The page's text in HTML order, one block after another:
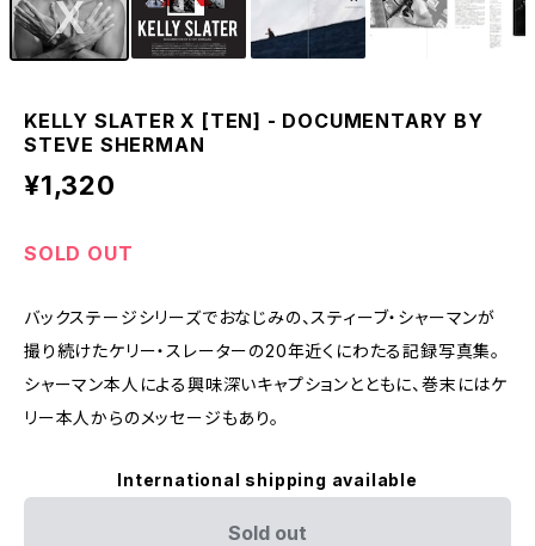
KELLY SLATER X [TEN] - DOCUMENTARY BY
STEVE SHERMAN
¥1,320
SOLD OUT
バックステージシリーズでおなじみの、スティーブ・シャーマンが
撮り続けたケリー・スレーターの20年近くにわたる記録写真集。
シャーマン本人による興味深いキャプションとともに、巻末にはケ
リー本人からのメッセージもあり。
International shipping available
Sold out